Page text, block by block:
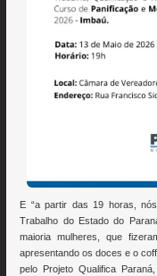
E “a partir das 19 horas,
Trabalho do Estado do
maioria mulheres, que
apresentando os doces e o
pelo Projeto Qualifica